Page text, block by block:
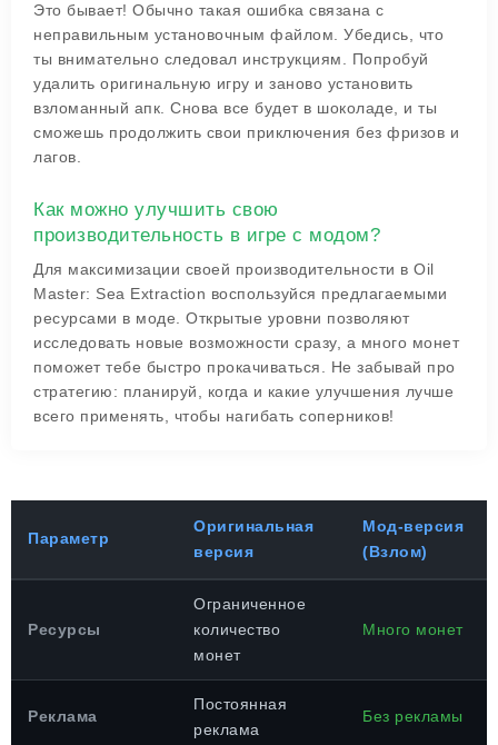
Это бывает! Обычно такая ошибка связана с
неправильным установочным файлом. Убедись, что
ты внимательно следовал инструкциям. Попробуй
удалить оригинальную игру и заново установить
взломанный апк. Снова все будет в шоколаде, и ты
сможешь продолжить свои приключения без фризов и
лагов.
Как можно улучшить свою
производительность в игре с модом?
Для максимизации своей производительности в Oil
Master: Sea Extraction воспользуйся предлагаемыми
ресурсами в моде. Открытые уровни позволяют
исследовать новые возможности сразу, а много монет
поможет тебе быстро прокачиваться. Не забывай про
стратегию: планируй, когда и какие улучшения лучше
всего применять, чтобы нагибать соперников!
Параметр
Оригинальная
версия
Мод-версия
(Взлом)
Ресурсы
Ограниченное
количество
монет
Много монет
Реклама
Постоянная
реклама
Без рекламы